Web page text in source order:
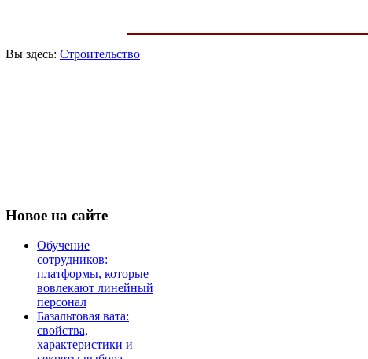
Вы здесь: Строительство
Новое на сайте
Обучение
сотрудников:
платформы, которые
вовлекают линейный
персонал
Базальтовая вата:
свойства,
характеристики и